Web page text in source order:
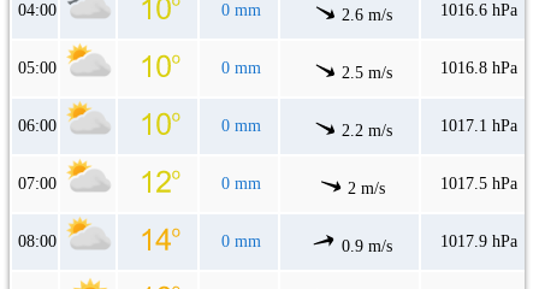
04:00 0 mm 2.6 m/s 1016.6 hPa
05:00 0 mm 2.5 m/s 1016.8 hPa
06:00 0 mm 2.2 m/s 1017.1 hPa
07:00 0 mm 2 m/s 1017.5 hPa
08:00 0 mm 0.9 m/s 1017.9 hPa